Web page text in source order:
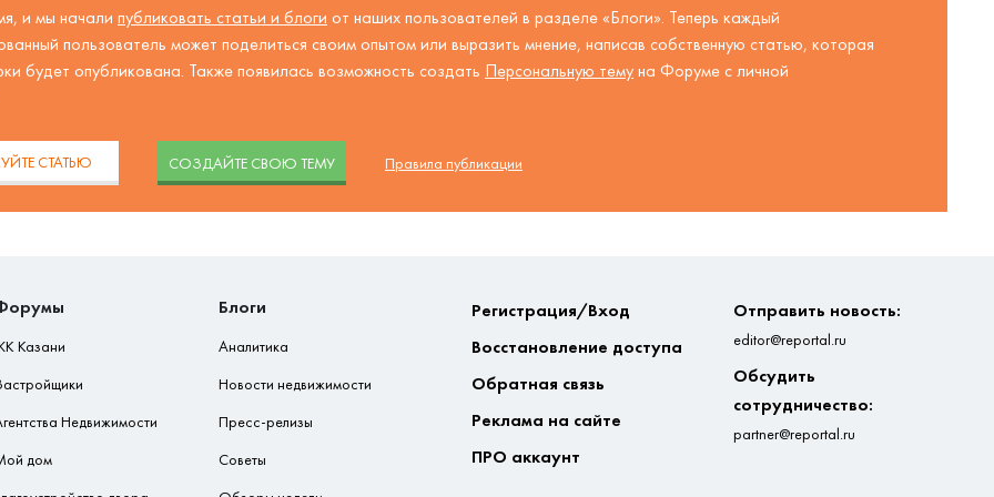
и мы начали публиковать статьи и блоги от наших пользователей в разделе «Блоги». Теперь каждый
пользователь может поделиться своим опытом или выразить мнение, написав собственную статью, которая
будет опубликована. Также появилась возможность создать Персональную тему на Форуме с личной
СТАТЬЮ CОЗДАЙТЕ СВОЮ ТЕМУ Правила публикации
Казани
Недвижимости
дом
Блоги
Аналитика
Новости недвижимости
Пресс-релизы
Советы
Регистрация/Вход
Восстановление доступа
Обратная связь
Реклама на сайте
ПРО аккаунт
Отправить новость:
editor@reportal.ru
Обсудить
сотрудничество:
partner@reportal.ru